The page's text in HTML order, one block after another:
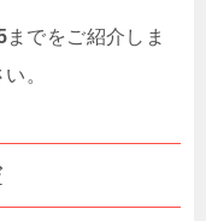
までをご紹介しま
。